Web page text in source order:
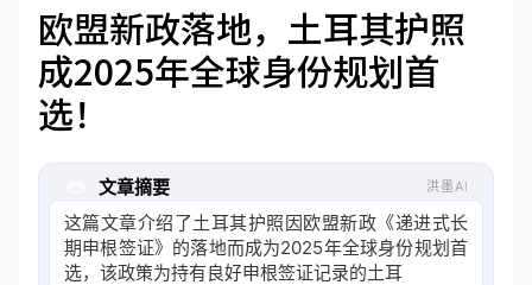
欧盟新政落地，土耳其护照
成2025年全球身份规划首
选！
文章摘要 洪墨AI
这篇文章介绍了土耳其护照因欧盟新政《递进式长
期申根签证》的落地而成为2025年全球身份规划首
选，该政策为持有良好申根签证记录的土耳其护照